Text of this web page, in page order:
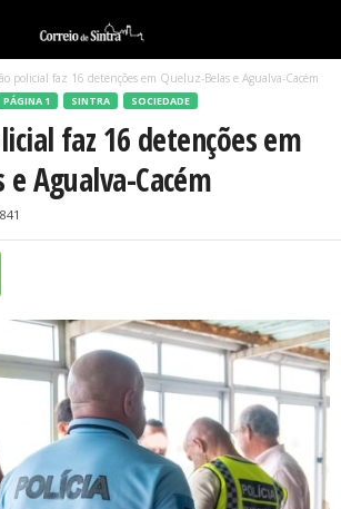
policial faz 16 detenções em Queluz-Belas e Agualva-Cacém
PÁGINA 1 SINTRA SOCIEDADE
faz 16 detenções em
e Agualva-Cacém
841